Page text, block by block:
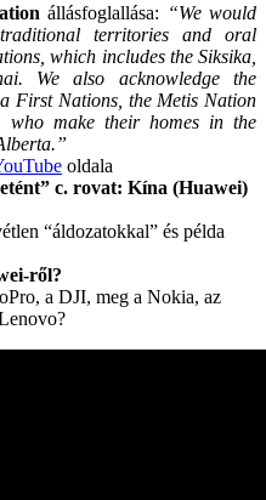
állásfoglallása: “We would
territories and oral
which includes the Siksika,
We also acknowledge the
First Nations, the Metis Nation
make their homes in the
oldala
c. rovat: Kína (Huawei)
“áldozatokkal” és példa
ről?
a DJI, meg a Nokia, az